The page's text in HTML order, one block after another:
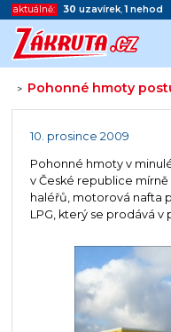
aktuálně: 30 uzavírek,1 nehod
> Pohonné hmoty
Začátek
10. prosince 2009
Pohonné hmoty v
v České republice mírně
haléřů, motorová nafta
LPG, který se prodává v